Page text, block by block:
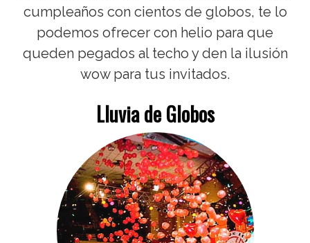
cumpleaños con cientos de globos, te lo
podemos ofrecer con helio para que
queden pegados al techo y den la ilusión
wow para tus invitados.
Lluvia de Globos